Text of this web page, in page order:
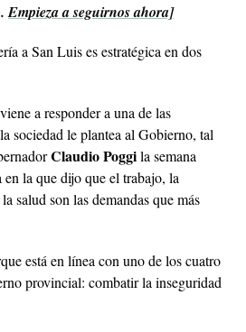
Empieza a seguirnos ahora]
a San Luis es estratégica en dos
a responder a una de las
sociedad le plantea al Gobierno, tal
Claudio Poggila semana
en la que dijo que el trabajo, la
salud son las demandas que más
está en línea con uno de los cuatro
provincial: combatir la inseguridad